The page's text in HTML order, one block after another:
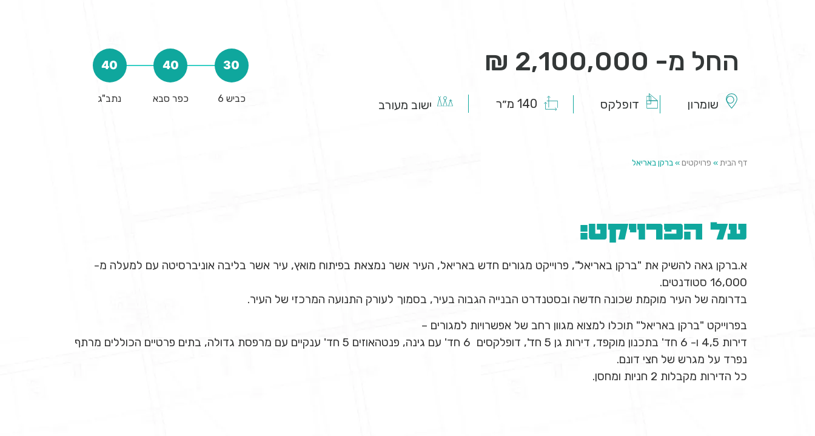
החל מ- 2,100,000 ₪
שומרון דופלקס 140 מ״ר ישוב מעורב
30
40
40
כביש 6 כפר סבא נתב"ג
דף הבית » פרויקטים » ברקן באריאל
על הפרויקט:
א.ברקן גאה להשיק את "ברקן באריאל", פרוייקט מגורים חדש באריאל, העיר אשר נמצאת בפיתוח מואץ, עיר אשר בליבה אוניברסיטה עם למעלה מ-
16,000 סטודנטים.
בדרומה של העיר מוקמת שכונה חדשה ובסטנדרט הבנייה הגבוה בעיר, בסמוך לעורק התנועה המרכזי של העיר.
בפרוייקט "ברקן באריאל" תוכלו למצוא מגוון רחב של אפשרויות למגורים –
דירות 4,5 ו- 6 חד' בתכנון מוקפד, דירות גן 5 חד', דופלקסים 6 חד' עם גינה, פנטהאוזים 5 חד' ענקיים עם מרפסת גדולה, בתים פרטיים הכוללים מרתף
נפרד על מגרש של חצי דונם.
כל הדירות מקבלות 2 חניות ומחסן.